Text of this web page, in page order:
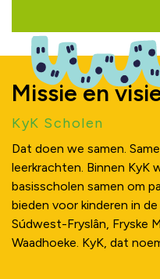
Missie en
KyK Scholen
Dat doen we samen.
leerkrachten. Binnen KyK
basisscholen samen om
bieden voor kinderen in
Súdwest-Fryslân, Fryske
Waadhoeke. KyK, dat